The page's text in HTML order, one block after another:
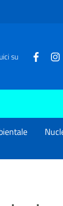
su